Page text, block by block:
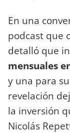
En una
podcast que
detalló que
mensuales
y una para
revelación
la inversión
Nicolás